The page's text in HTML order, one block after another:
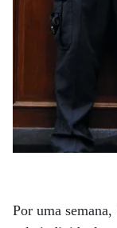
Por uma